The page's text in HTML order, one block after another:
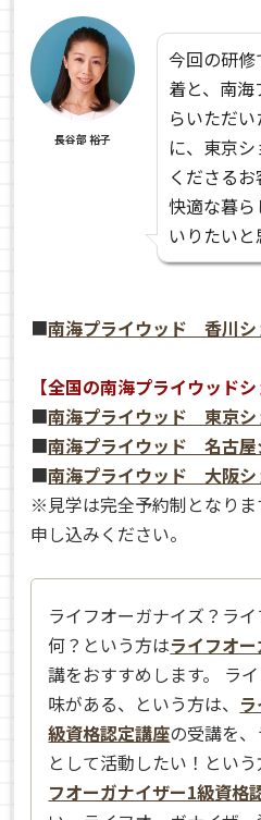
長谷部 裕子
今回の研
着と、南
らいただ
に、東京
くださる
快適な暮
いりたいと
■南海プライウッド 香川シ
【全国の南海プライウッドシ
■南海プライウッド 東京シ
■南海プライウッド 名古屋
■南海プライウッド 大阪シ
※見学は完全予約制となり
申し込みください。
ライフオーガナイズ？ラ
何？という方はライフオ
講をおすすめします。 ラ
味がある、という方は、
級資格認定講座の受講を
として活動したい！という
フオーガナイザー1級資格